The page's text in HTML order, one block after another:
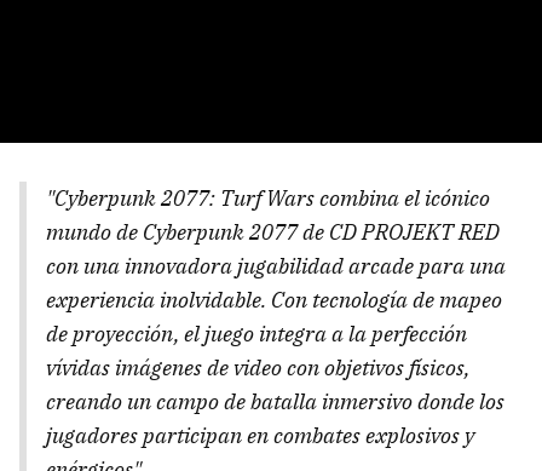
"Cyberpunk 2077: Turf Wars combina el icónico
mundo de Cyberpunk 2077 de CD PROJEKT RED
con una innovadora jugabilidad arcade para una
experiencia inolvidable. Con tecnología de mapeo
de proyección, el juego integra a la perfección
vívidas imágenes de video con objetivos físicos,
creando un campo de batalla inmersivo donde los
jugadores participan en combates explosivos y